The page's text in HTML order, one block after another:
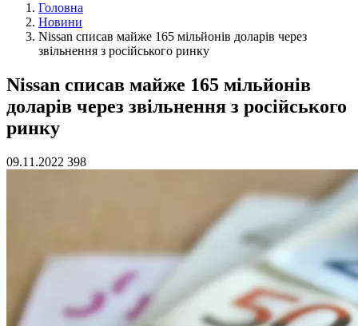
Головна
Новини
Nissan списав майже 165 мільйонів доларів через
звільнення з російського ринку
Nissan списав майже 165 мільйонів
доларів через звільнення з російського
ринку
09.11.2022 398